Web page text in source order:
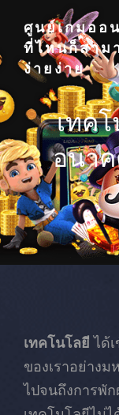
ศูนย์เกมออ
ที่ไหนก็สาม
ง่ายง่าย
เทค
อนา
เทคโนโลยี ได้
ของเราอย่าง
ไปจนถึงการพั